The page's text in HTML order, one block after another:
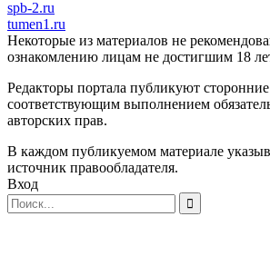
spb-2.ru
tumen1.ru
Некоторые из материалов не
ознакомлению лицам не достигшим 18
Редакторы портала публикуют
соответствующим выполнением
авторских прав.
В каждом публикуемом материале
источник правообладателя.
Вход